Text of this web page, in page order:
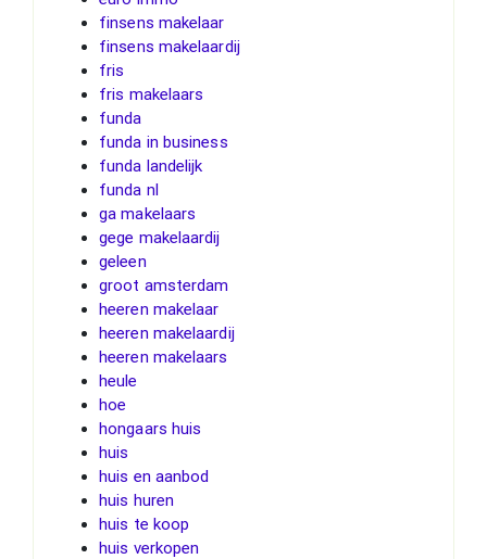
finsens makelaar
finsens makelaardij
fris
fris makelaars
funda
funda in business
funda landelijk
funda nl
ga makelaars
gege makelaardij
geleen
groot amsterdam
heeren makelaar
heeren makelaardij
heeren makelaars
heule
hoe
hongaars huis
huis
huis en aanbod
huis huren
huis te koop
huis verkopen